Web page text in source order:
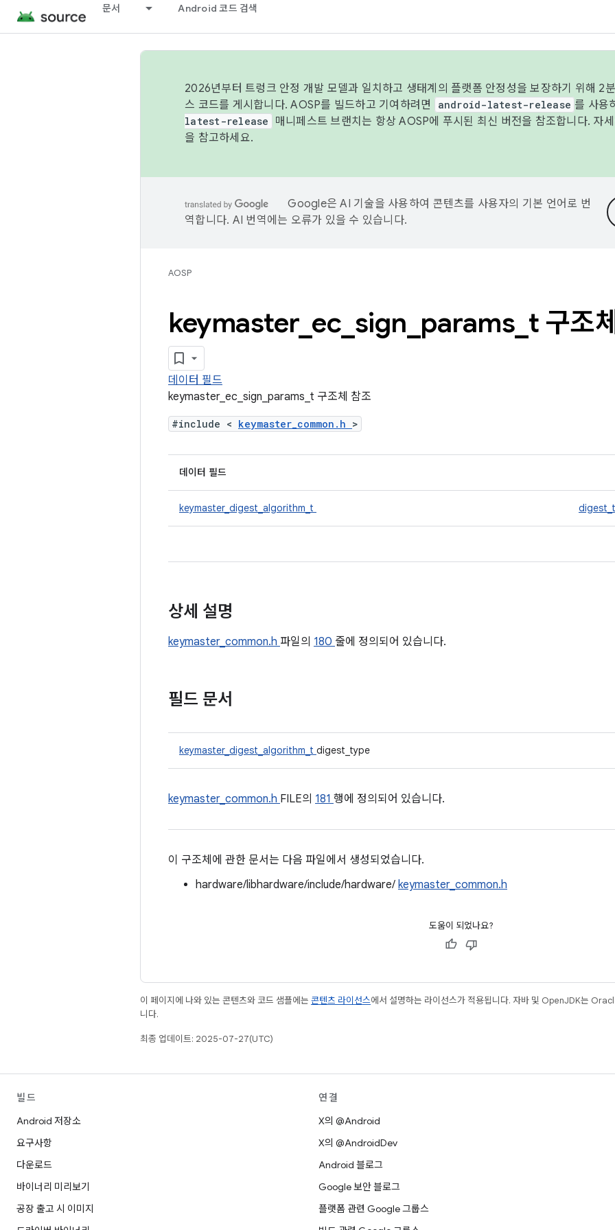
문서 Android 코드 검색
2026년부터 트렁크 안정 개발 모델과 일치하고 생태계의 플랫폼 안정성을 보장하기 위해 2
스 코드를 게시합니다. AOSP를 빌드하고 기여하려면
android-latest-release 를 사용
latest-release
매니페스트 브랜치는 항상 AOSP에 푸시된 최신 버전을 참조합니다. 자
을 참고하세요.
Google은 AI 기술을 사용하여 콘텐츠를 사용자의 기본 언어로 번
역합니다. AI 번역에는 오류가 있을 수 있습니다.
AOSP
keymaster_ ec sign params t 구조
데이터 필드
keymaster_ec_sign_params_t 구조체 참조
#include < keymaster_common.h >
데이터 필드
keymaster_digest_algorithm_t
상세 설명
keymaster_common.h 파일의 180 줄에 정의되어 있습니다.
필드 문서
keymaster_digest_algorithm_t digest_type
keymaster_common.h FILE의 181 행에 정의되어 있습니다.
이 구조체에 관한 문서는 다음 파일에서 생성되었습니다.
hardware/libhardware/include/hardware/ keymaster_common.h
도움이 되었나요?
이 페이지에 나와 있는 콘텐츠와 코드 샘플에는 콘텐츠 라이선스에서 설명하는 라이선스가 적용됩니다. 자바 및 OpenJDK는
니다.
최종 업데이트: 2025-07-27(UTC)
빌드
Android 저장소
요구사항
다운로드
바이너리 미리보기
공장 출고 시 이미지
연결
X의 @Android
X의 @AndroidDev
Android 블로그
Google 보안 블로그
플랫폼 관련 Google 그룹스